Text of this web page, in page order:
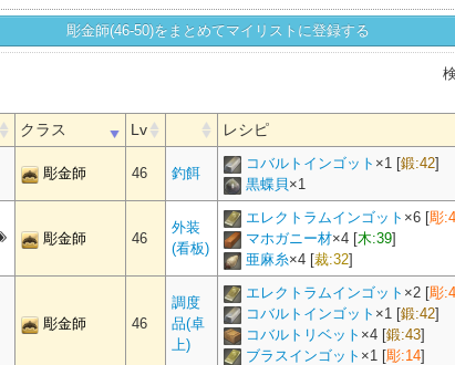
彫金師(46-50)をまとめてマイリストに登録する
クラス Lv レシピ
彫金師 46 釣餌
コバルトインゴット ×1 [鍛:42]
黒蝶貝 ×1
彫金師 46
外装
(看板)
エレクトラムインゴット ×6 [彫
マホガニー材×4 [木:39]
亜麻糸×4 [裁:32]
彫金師 46
調度
品(卓
上)
エレクトラムインゴット ×2 [彫
コバルトインゴット ×1 [鍛:42]
コバルトリベット ×4 [鍛:43]
ブラスインゴット ×1 [彫:14]